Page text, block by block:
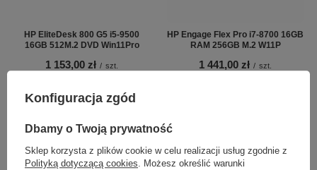
HP EliteDesk 800 G5 i5-9500
16GB 512M.2 DVD Win11Pro
1 153,00 zł / szt.
HP Engage Flex Pro i7-8700 16GB
RAM 256GB M.2 W11P
1 441,00 zł / szt.
Konfiguracja zgód
Dbamy o Twoją prywatność
Sklep korzysta z plików cookie w celu realizacji usług zgodnie z
Polityką dotyczącą cookies. Możesz określić warunki